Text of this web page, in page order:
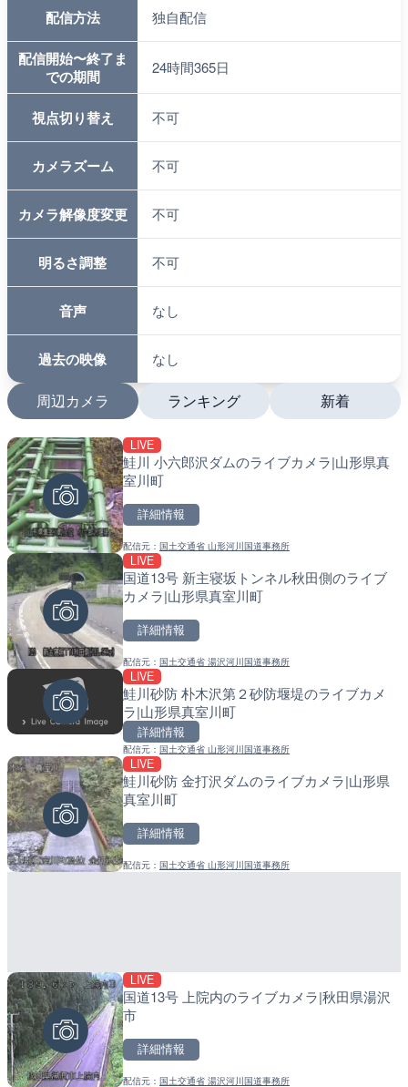
配信方法 独自配信
配信開始〜終了ま
での期間
24時間365日
視点切り替え 不可
カメラズーム 不可
カメラ解像度変更 不可
明るさ調整 不可
音声 なし
過去の映像 なし
周辺カメラ
LIVE
鮭川 小六郎沢ダムのライブカメラ|山形県真
室川町
詳細情報
配信元：国土交通省 山形河川国道事務所
LIVE
国道13号 新主寝坂トンネル秋田側のライブ
カメラ|山形県真室川町
詳細情報
配信元：国土交通省 湯沢河川国道事務所
LIVE
鮭川砂防 朴木沢第２砂防堰堤のライブカメ
ラ|山形県真室川町
詳細情報
配信元：国土交通省 山形河川国道事務所
LIVE
鮭川砂防 金打沢ダムのライブカメラ|山形県
真室川町
詳細情報
配信元：国土交通省 山形河川国道事務所
LIVE
国道13号 上院内のライブカメラ|秋田県湯沢
市
詳細情報
配信元：国土交通省 湯沢河川国道事務所
ランキング
日本全国・緊急地震速報
配信元：株式会社ティーファイブプロジ
羽田空港第2旅客ターミナ
メラ|東京都大田区
配信元：日本テレビ
知床峠展望台・国道334号
詳細情報
配信元： 一般国道334号斜里～ウトロ間
LIVE
LIVE停止
詳細情報
新着
南出川水門付近のライブ
配信元：日高町役場
比井川水門付近から比井
ラ|和歌山県日高町
配信元：日高町役場
小浦川水門付近から小浦
詳細情報
配信元： 日高町役場
LIVE
詳細情報
LIVE
詳細情報